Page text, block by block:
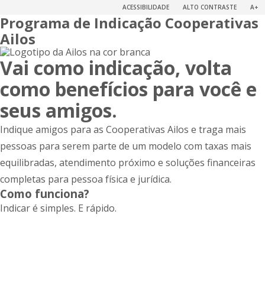
ACESSIBILIDADE ALTO CONTRASTE A+
Programa de Indicação Cooperativas
Ailos
Vai como indicação, volta
como benefícios para você e
seus amigos.
Indique amigos para as Cooperativas Ailos e traga mais
pessoas para serem parte de um modelo com taxas mais
equilibradas, atendimento próximo e soluções financeiras
completas para pessoa física e jurídica.
Como funciona?
Indicar é simples. E rápido.